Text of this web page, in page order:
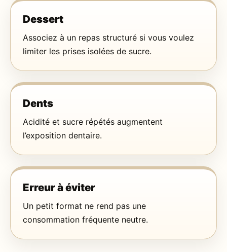
Dessert
Associez à un repas structuré si vous voulez
limiter les prises isolées de sucre.
Dents
Acidité et sucre répétés augmentent
l’exposition dentaire.
Erreur à éviter
Un petit format ne rend pas une
consommation fréquente neutre.